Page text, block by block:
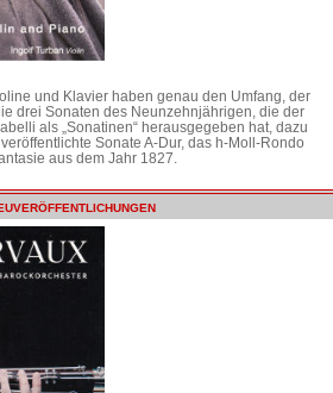
und Klavier haben genau den Umfang, der
drei Sonaten des Neunzehnjährigen, die der
als „Sonatinen“ herausgegeben hat, dazu
Sonate A-Dur, das h-Moll-Rondo
aus dem Jahr 1827.